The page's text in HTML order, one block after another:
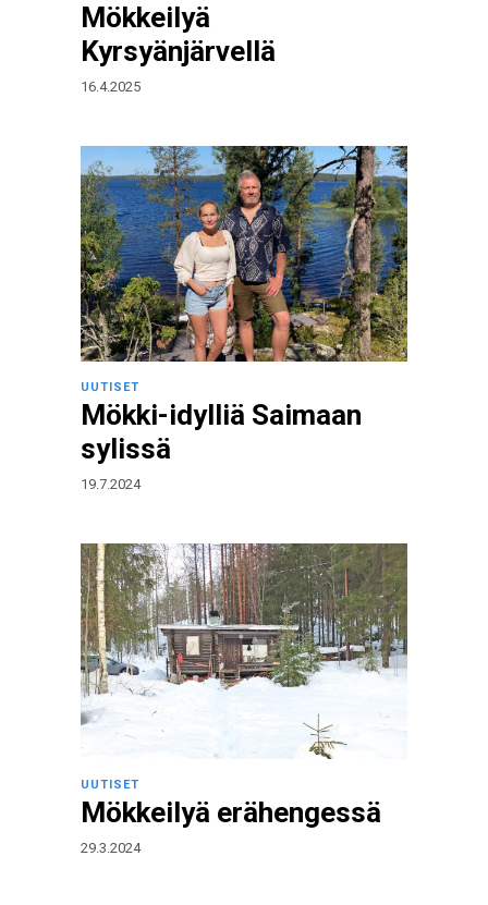
Mökkeilyä
Kyrsyänjärvellä
16.4.2025
UUTISET
Mökki-idylliä Saimaan
sylissä
19.7.2024
UUTISET
Mökkeilyä erähengessä
29.3.2024